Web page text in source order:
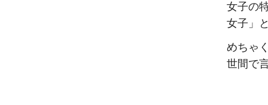
女子の
女子」
めちゃ
世間で